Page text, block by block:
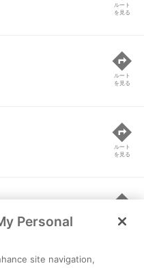
ルート
を見る
ルート
を見る
ルート
を見る
ルート
を見る
Personal
site navigation,